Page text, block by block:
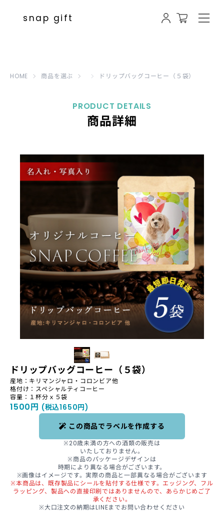
snap gift 写真入り ドリップバッグコーヒー（
HOME 商品を選ぶ ドリップバッグコーヒー（５袋）
PRODUCT DETAILS
商品詳細
ドリップバッグコーヒー（５袋）
産地：キリマンジャロ・コロンビア他
格付け：スペシャルティコーヒー
容量：１杯分ｘ５袋
1500円 (税込1650円)
この商品でラベルを作成する
※20歳未満の方への酒類の販売は
いたしておりません。
※商品のパッケージデザインは
時期により異なる場合がございます。
※画像はイメージです。実際の商品と一部異なる場合がございます
※本商品は、既存製品にシールを貼付する仕様です。エッジング、フル
ラッピング、製品への直接印刷ではありませんので、あらかじめご了
承ください。
※大口注文の納期はLINEまでお問い合わせください